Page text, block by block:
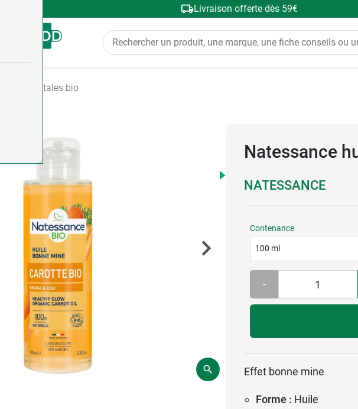
Livraison offerte dès 59€
Huiles végétales bio
Natessance
NATESSANCE
Contenance
100 ml
-
Effet bonne mine
Forme : Huile